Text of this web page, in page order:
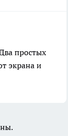
простых
экрана и